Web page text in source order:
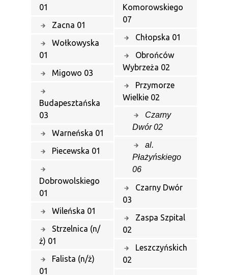
01
Zacna 01
Wołkowyska
01
Migowo 03
Budapesztańska
03
Warneńska 01
Piecewska 01
Dobrowolskiego
01
Wileńska 01
Strzelnica (n/
ż) 01
Falista (n/ż)
01
Komorowskiego
07
Chłopska 01
Obrońców
Wybrzeża 02
Przymorze
Wielkie 02
Czarny
Dwór 02
al.
Płażyńskiego
06
Czarny Dwór
03
Zaspa Szpital
02
Leszczyńskich
02